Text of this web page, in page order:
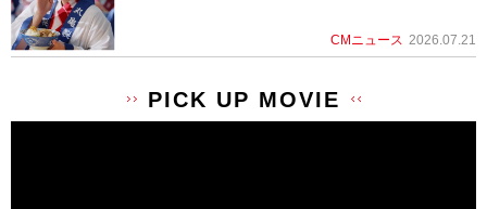
CMニュース 2026.07.21
PICK UP MOVIE